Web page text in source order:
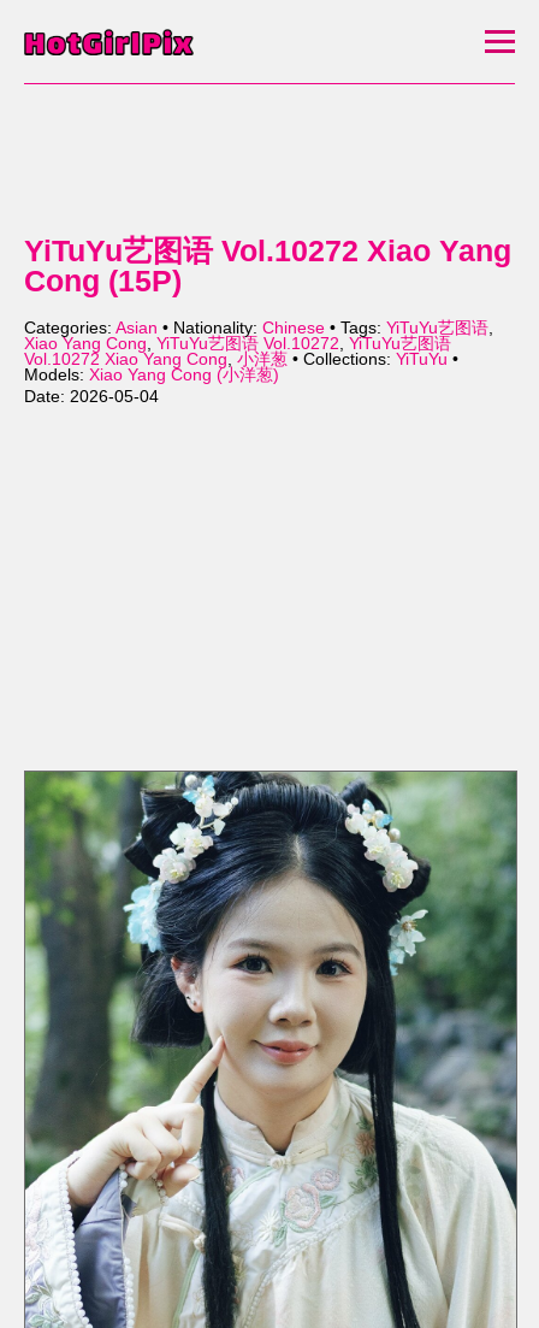
YiTuYu艺图语 Vol.10272 Xiao Yang
Cong (15P)
Categories: Asian • Nationality: Chinese • Tags: YiTuYu艺图语,
Xiao Yang Cong, YiTuYu艺图语 Vol.10272, YiTuYu艺图语
Vol.10272 Xiao Yang Cong, 小洋葱 • Collections: YiTuYu •
Models: Xiao Yang Cong (小洋葱)
Date: 2026-05-04